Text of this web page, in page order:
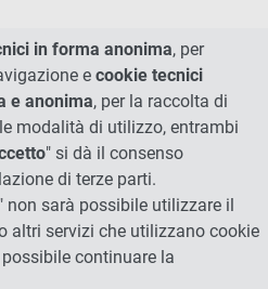
in forma anonima, per
e cookie tecnici
e anonima, per la raccolta di
modalità di utilizzo, entrambi
" si dà il consenso
di terze parti.
" non sarà possibile utilizzare il
altri servizi che utilizzano cookie
continuare la